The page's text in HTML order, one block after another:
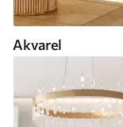
Akvarel